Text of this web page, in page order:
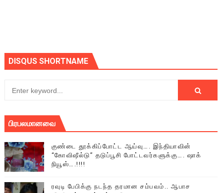
DISQUS SHORTNAME
பிரபலமானவை
குண்டை தூக்கிப்போட்ட ஆய்வு…. இந்தியாவின்
“கோவிஷீல்டு” தடுப்பூசி போட்டவர்களுக்கு…. ஷாக்
நியூஸ்….!!!!
ரவுடி பேபிக்கு நடந்த தரமான சம்பவம்.. ஆபாச